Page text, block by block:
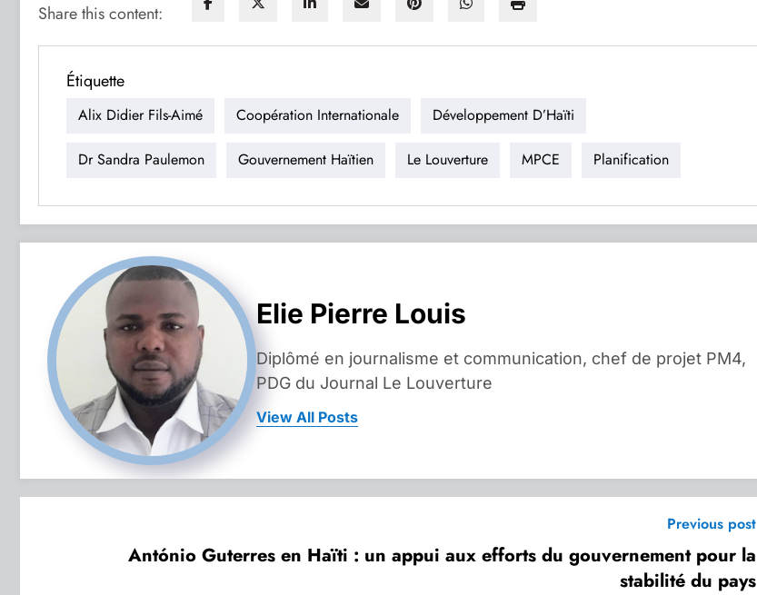
Share this content:
Étiquette
Alix Didier Fils-Aimé Coopération Internationale Développement D’Haïti
Dr Sandra Paulemon Gouvernement Haïtien Le Louverture MPCE Planification
Elie Pierre Louis
Diplômé en journalisme et communication, chef de projet PM4,
PDG du Journal Le Louverture
View All Posts
Previous post
António Guterres en Haïti : un appui aux efforts du gouvernement pour la
stabilité du pays